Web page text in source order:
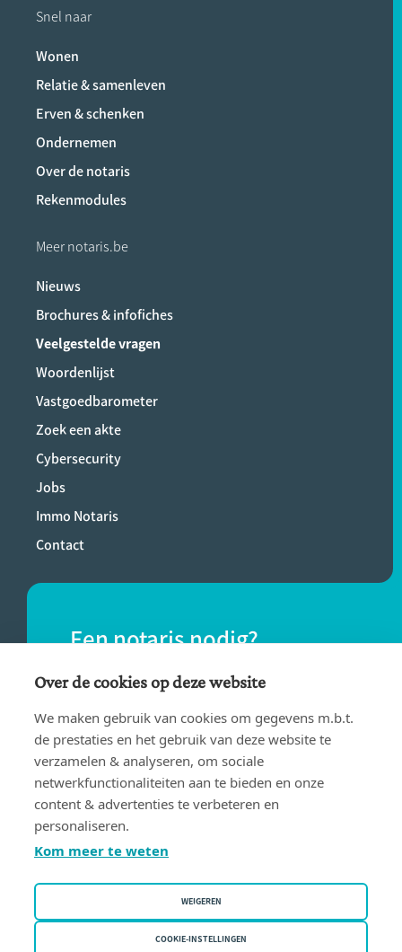
Snel naar
Wonen
Relatie & samenleven
Erven & schenken
Ondernemen
Over de notaris
Rekenmodules
Meer notaris.be
Nieuws
Brochures & infofiches
Veelgestelde vragen
Woordenlijst
Vastgoedbarometer
Zoek een akte
Cybersecurity
Jobs
Immo Notaris
Contact
Een notaris nodig?
Vind eenvoudig een notaris bij jou in de
buurt.
VIND EEN NOTARIS
Gebruiksvoorwaarden
Privacy policy
Over de cookies op deze website
We maken gebruik van cookies om gegevens m.b.t.
de prestaties en het gebruik van deze website te
verzamelen & analyseren, om sociale
netwerkfunctionaliteiten aan te bieden en onze
content & advertenties te verbeteren en
personaliseren.
Kom meer te weten
WEIGEREN
COOKIE-INSTELLINGEN